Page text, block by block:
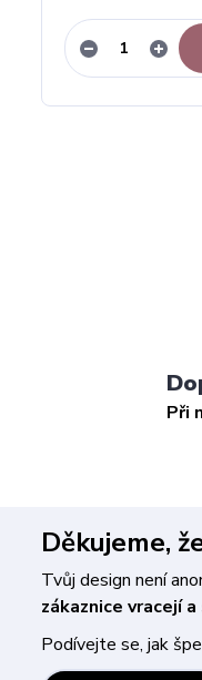
Při
Děkujeme,
Tvůj design není
zákaznice vracejí
Podívejte se, jak